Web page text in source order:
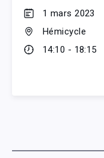
1 mars 2023
Hémicycle
14:10 - 18:15